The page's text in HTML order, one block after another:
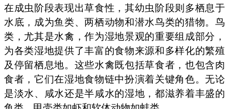
在成虫阶段表现出草食性，其幼虫阶段则多栖息于
水底，成为鱼类、两栖动物和潜水鸟类的猎物。鸟
类，尤其是水禽，作为湿地景观的重要组成部分，
为各类湿地提供了丰富的食物来源和多样化的繁殖
及停留栖息地。这些水禽既包括草食者，也包含肉
食者，它们在湿地食物链中扮演着关键角色。无论
是淡水、咸水还是半咸水的湿地，都滋养着丰盛的